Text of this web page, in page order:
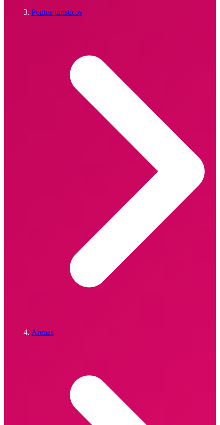
Pontos turísticos
Arenas